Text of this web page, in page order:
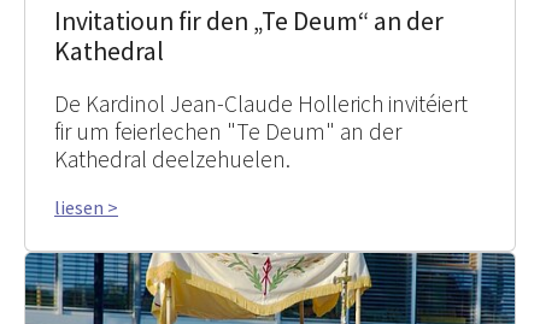
Invitatioun fir den „Te Deum“ an der
Kathedral
De Kardinol Jean-Claude Hollerich invitéiert
fir um feierlechen "Te Deum" an der
Kathedral deelzehuelen.
liesen >